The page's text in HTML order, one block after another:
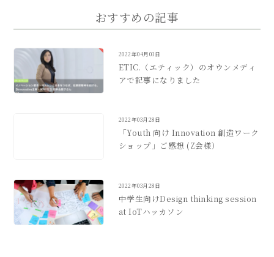
おすすめの記事
2022年04月03日
ETIC.（エティック）のオウンメディ
アで記事になりました
2022年03月28日
「Youth 向け Innovation 創造ワーク
ショップ」ご感想 (Z会様）
2022年03月28日
中学生向けDesign thinking session
at IoTハッカソン